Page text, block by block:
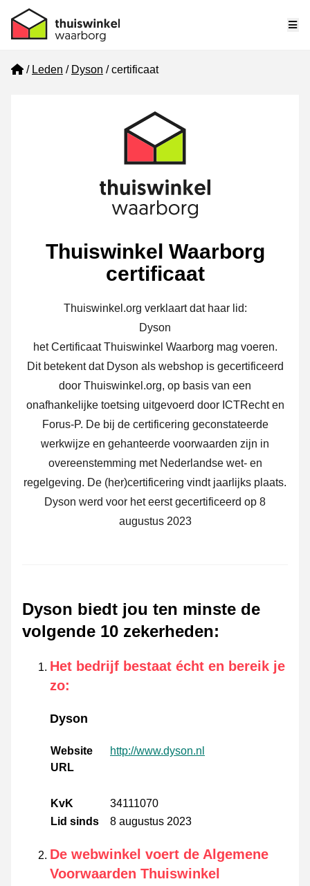
Home
Leden Dyson certificaat
Thuiswinkel Waarborg
certificaat
Thuiswinkel.org verklaart dat haar lid:
Dyson
het Certificaat Thuiswinkel Waarborg mag voeren.
Dit betekent dat Dyson als webshop is gecertificeerd
door Thuiswinkel.org, op basis van een
onafhankelijke toetsing uitgevoerd door ICTRecht en
Forus-P. De bij de certificering geconstateerde
werkwijze en gehanteerde voorwaarden zijn in
overeenstemming met Nederlandse wet- en
regelgeving. De (her)certificering vindt jaarlijks plaats.
Dyson werd voor het eerst gecertificeerd op 8
augustus 2023
Dyson biedt jou ten minste de
volgende 10 zekerheden:
Het bedrijf bestaat écht en bereik je
zo:
Dyson
Website
URL
http://www.dyson.nl
KvK
34111070
Lid sinds
8 augustus 2023
De webwinkel voert de Algemene
Voorwaarden Thuiswinkel